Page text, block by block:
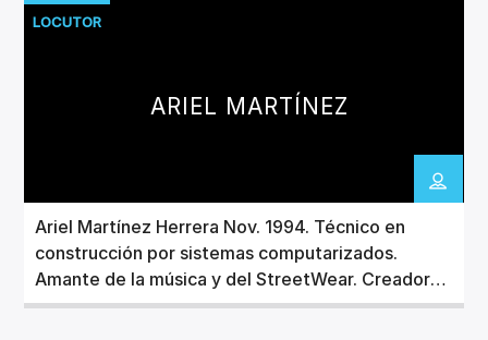
taller de poesia para el Ateneo Secreto.
Cuántica, biodescodificacion, lectura de Tarot
LOCUTOR
ARIEL MARTÍNEZ
Ariel Martínez Herrera Nov. 1994. Técnico en
construcción por sistemas computarizados.
Amante de la música y del StreetWear. Creador
de contenido en La mesa Larga. Creador y